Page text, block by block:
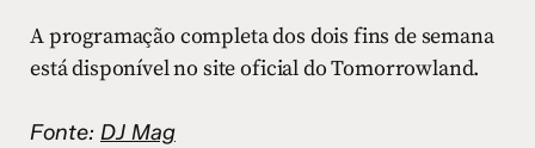
A programação completa dos dois fins de semana
está disponível no site oficial do Tomorrowland.
Fonte: DJ Mag